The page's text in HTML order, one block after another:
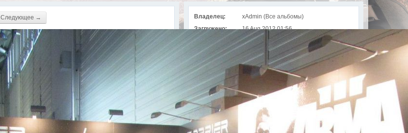
Владелец: xAdmin (Все альбомы)
Загружено:
16 Aug 2012 01:56
2630
Альбом
GamesCom 2012
Следующее →